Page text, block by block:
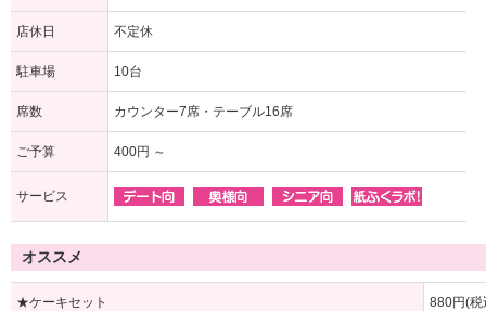
店休日 不定休
駐車場 10台
席数 カウンター7席・テーブル16席
ご予算 400円 ～
サービス
オススメ
★ケーキセット 880円(税